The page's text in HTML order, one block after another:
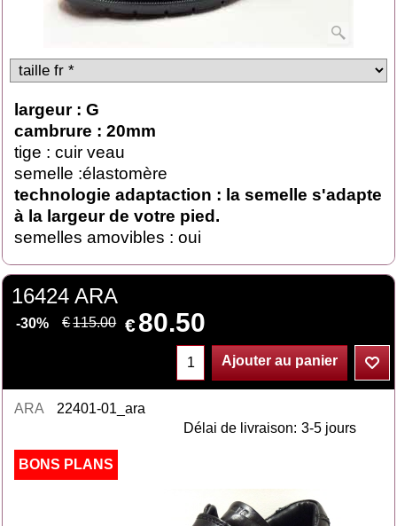
largeur : G
cambrure : 20mm
tige : cuir veau
semelle :élastomère
technologie adaptaction : la semelle s'adapte
à la largeur de votre pied.
semelles amovibles : oui
16424 ARA
-30% €115.00 €80.50
Ajouter au panier
ARA
22401-01_ara
Délai de livraison: 3-5 jours
BONS PLANS